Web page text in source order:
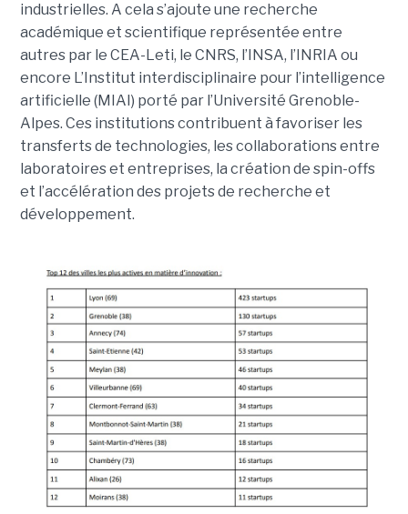
industrielles. A cela s’ajoute une recherche
académique et scientifique représentée entre
autres par le CEA-Leti, le CNRS, l’INSA, l’INRIA ou
encore L’Institut interdisciplinaire pour l’intelligence
artificielle (MIAI) porté par l’Université Grenoble-
Alpes. Ces institutions contribuent à favoriser les
transferts de technologies, les collaborations entre
laboratoires et entreprises, la création de spin-offs
et l’accélération des projets de recherche et
développement.